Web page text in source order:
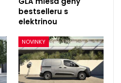
bestselleru s
elektrinou
NOVINKY